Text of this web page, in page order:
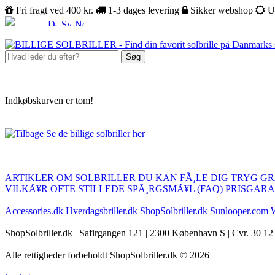
Fri fragt ved 400 kr. 1-3 dages levering Sikker webshop
Søg
Indkøbskurven er tom!
Se de billige solbriller her
ARTIKLER OM SOLBRILLER DU KAN FÃ¸LE DIG TRYG
VILKÃ¥R OFTE STILLEDE SPÃ¸RGSMÃ¥L (FAQ)
Accessories.dk Hverdagsbriller.dk ShopSolbriller.dk Sunlooper.com
ShopSolbriller.dk | Safirgangen 121 | 2300 København S | Cvr. 30 12
Alle rettigheder forbeholdt ShopSolbriller.dk © 2026